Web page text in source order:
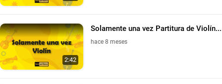
2:42
Solamente una vez Partitura de Violín...
hace 8 meses